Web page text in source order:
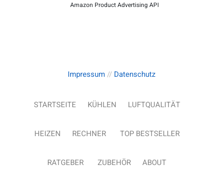
Amazon Product Advertising API
Impressum// Datenschutz
STARTSEITE KÜHLEN LUFTQUALITÄT
HEIZEN RECHNER TOP BESTSELLER
RATGEBER ZUBEHÖR ABOUT